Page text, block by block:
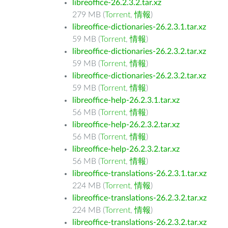
libreoffice-26.2.3.2.tar.xz
279 MB (Torrent,情報)
libreoffice-dictionaries-26.2.3.1.tar.xz
59 MB (Torrent,情報)
libreoffice-dictionaries-26.2.3.2.tar.xz
59 MB (Torrent,情報)
libreoffice-dictionaries-26.2.3.2.tar.xz
59 MB (Torrent,情報)
libreoffice-help-26.2.3.1.tar.xz
56 MB (Torrent,情報)
libreoffice-help-26.2.3.2.tar.xz
56 MB (Torrent,情報)
libreoffice-help-26.2.3.2.tar.xz
56 MB (Torrent,情報)
libreoffice-translations-26.2.3.1.tar.xz
224 MB (Torrent,情報)
libreoffice-translations-26.2.3.2.tar.xz
224 MB (Torrent,情報)
libreoffice-translations-26.2.3.2.tar.xz